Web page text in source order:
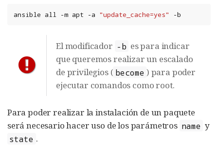
ansible all -m apt -a "update_cache=yes" -b
El modificador -b es para indicar
que queremos realizar un escalado
de privilegios ( become ) para poder
ejecutar comandos como root.
Para poder realizar la instalación de un paquete
será necesario hacer uso de los parámetros name y
state .